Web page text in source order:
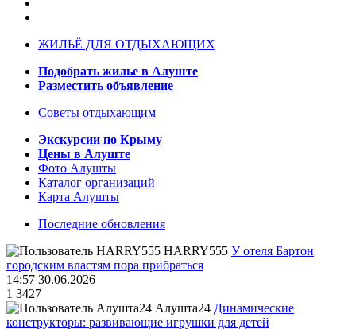
ЖИЛЬЁ ДЛЯ ОТДЫХАЮЩИХ
Подобрать жилье в Алуште
Разместить объявление
Советы отдыхающим
Экскурсии по Крыму
Цены в Алуште
Фото Алушты
Каталог организаций
Карта Алушты
Последние обновления
HARRY555 У отеля Бартон
городским властям пора прибраться
14:57 30.06.2026
1 3427
Алушта24 Динамические
конструкторы: развивающие игрушки для детей